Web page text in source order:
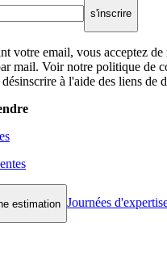
s'inscrire
votre email, vous acceptez
mail. Voir notre politique de
à l'aide des liens de
estimation Journées